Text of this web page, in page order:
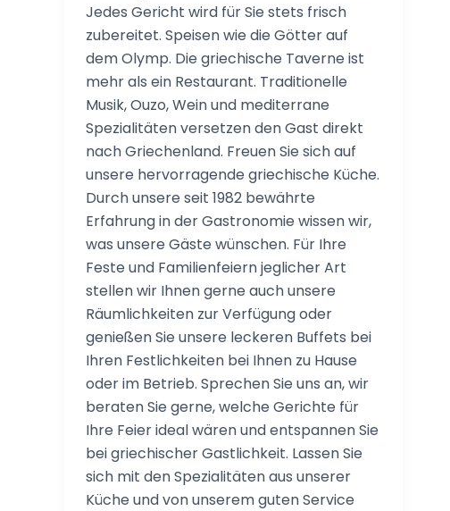
Jedes Gericht wird für Sie stets frisch
zubereitet. Speisen wie die Götter auf
dem Olymp. Die griechische Taverne ist
mehr als ein Restaurant. Traditionelle
Musik, Ouzo, Wein und mediterrane
Spezialitäten versetzen den Gast direkt
nach Griechenland. Freuen Sie sich auf
unsere hervorragende griechische Küche.
Durch unsere seit 1982 bewährte
Erfahrung in der Gastronomie wissen wir,
was unsere Gäste wünschen. Für Ihre
Feste und Familienfeiern jeglicher Art
stellen wir Ihnen gerne auch unsere
Räumlichkeiten zur Verfügung oder
genießen Sie unsere leckeren Buffets bei
Ihren Festlichkeiten bei Ihnen zu Hause
oder im Betrieb. Sprechen Sie uns an, wir
beraten Sie gerne, welche Gerichte für
Ihre Feier ideal wären und entspannen Sie
bei griechischer Gastlichkeit. Lassen Sie
sich mit den Spezialitäten aus unserer
Küche und von unserem guten Service